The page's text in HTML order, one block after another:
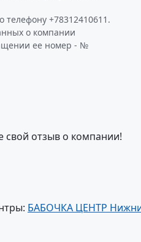
+78312410611.
о компании
ее номер - №
свой отзыв о компании!
БАБОЧКА ЦЕНТР